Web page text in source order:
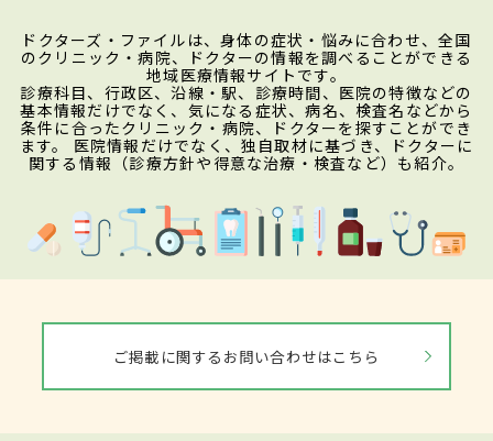
ドクターズ・ファイルは、身体の症状・悩みに合わせ、全国
のクリニック・病院、ドクターの情報を調べることができる
地域医療情報サイトです。
診療科目、行政区、沿線・駅、診療時間、医院の特徴などの
基本情報だけでなく、気になる症状、病名、検査名などから
条件に合ったクリニック・病院、ドクターを探すことができ
ます。 医院情報だけでなく、独自取材に基づき、ドクターに
関する情報（診療方針や得意な治療・検査など）も紹介。
ご掲載に関するお問い合わせはこちら